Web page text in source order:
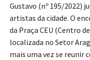
Gustavo (nº 195/2022)
artistas da cidade. O
da Praça CEU (Centro
localizada no Setor
mais uma vez se reunir